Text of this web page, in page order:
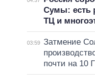
Сумы: есть
ТЦ и
03:59 Затмение
почти на 10